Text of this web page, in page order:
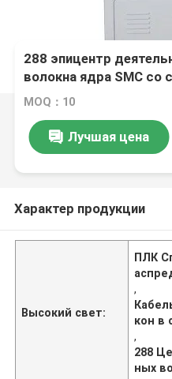
288 эпицентр
волокна ядра SMC со
сетей доступа FTTH
MOQ：10
Лучшая цена
Характер продукции
Высокий свет:
ПЛК
,
кон в
,
288
ных